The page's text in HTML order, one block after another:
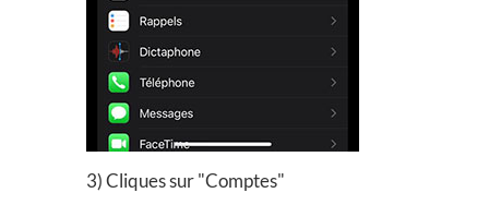
3) Cliques sur "Comptes"